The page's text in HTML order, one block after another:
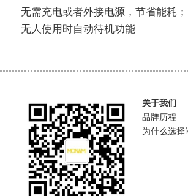
无需充电或者外接电源，节省能耗；
无人使用时自动待机功能
关于我们
品牌历程
为什么选择